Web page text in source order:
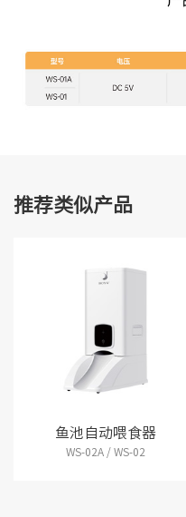
推荐类似产品
鱼池自动喂食器
WS-02A / WS-02